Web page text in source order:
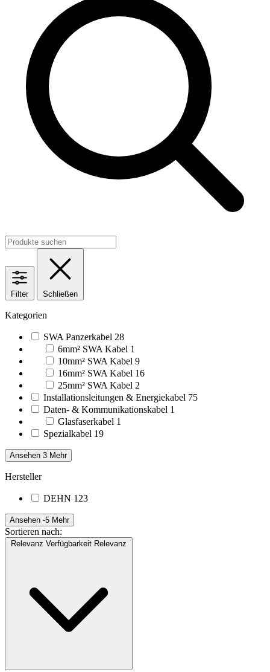
Filter Schließen
Kategorien
SWA Panzerkabel 28
6mm² SWA Kabel 1
10mm² SWA Kabel 9
16mm² SWA Kabel 16
25mm² SWA Kabel 2
Installationsleitungen & Energiekabel 75
Daten- & Kommunikationskabel 1
Glasfaserkabel 1
Spezialkabel 19
Ansehen 3 Mehr
Hersteller
DEHN 123
Ansehen -5 Mehr
Sortieren nach:
Relevanz Verfügbarkeit Relevanz